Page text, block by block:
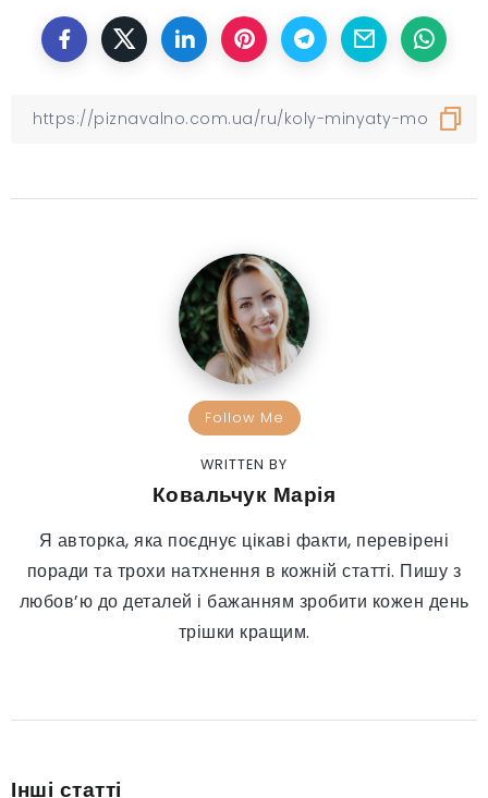
Follow Me
WRITTEN BY
Ковальчук Марія
Я авторка, яка поєднує цікаві факти, перевірені
поради та трохи натхнення в кожній статті. Пишу з
любов’ю до деталей і бажанням зробити кожен день
трішки кращим.
Інші статті